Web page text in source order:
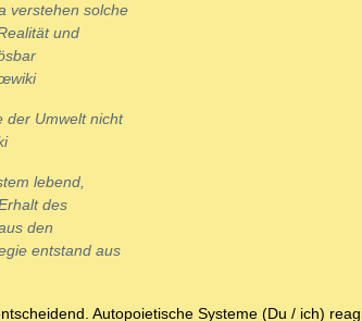
verstehen solche
und
der Umwelt nicht
lebend,
des
den
entstand aus
Autopoietische Systeme (Du / ich)